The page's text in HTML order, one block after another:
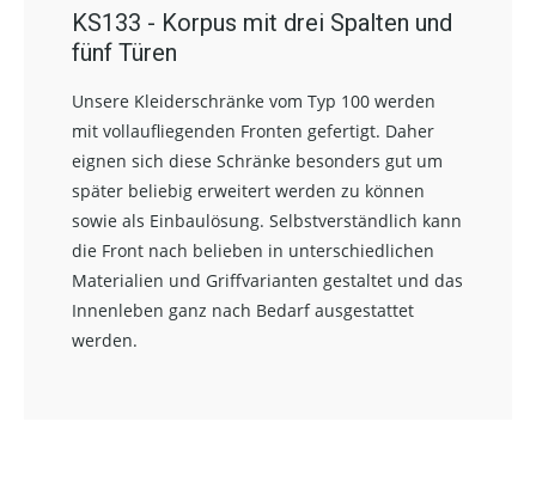
KS133 - Korpus mit drei Spalten und
fünf Türen
Unsere Kleiderschränke vom Typ 100 werden
mit vollaufliegenden Fronten gefertigt. Daher
eignen sich diese Schränke besonders gut um
später beliebig erweitert werden zu können
sowie als Einbaulösung. Selbstverständlich kann
die Front nach belieben in unterschiedlichen
Materialien und Griffvarianten gestaltet und das
Innenleben ganz nach Bedarf ausgestattet
werden.